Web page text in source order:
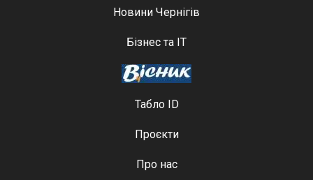
Новини Чернігів
Бізнес та ІТ
Табло ID
Проєкти
Про нас